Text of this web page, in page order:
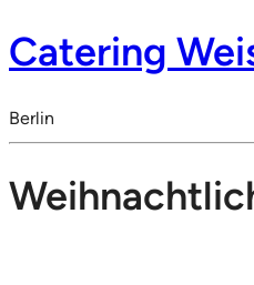
Catering
Berlin